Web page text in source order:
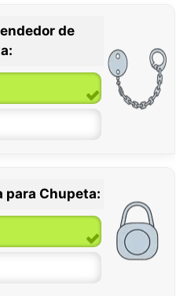
meses
meses
de
para Chupeta: